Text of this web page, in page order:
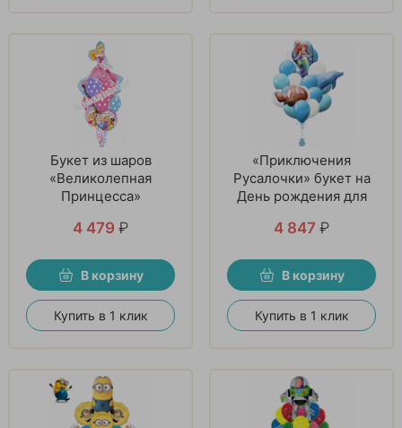
Букет из шаров
«Великолепная
Принцесса»
4 479 ₽
В корзину
Купить в 1 клик
«Приключения
Русалочки» букет на
День рождения для
4 847 ₽
В корзину
Купить в 1 клик